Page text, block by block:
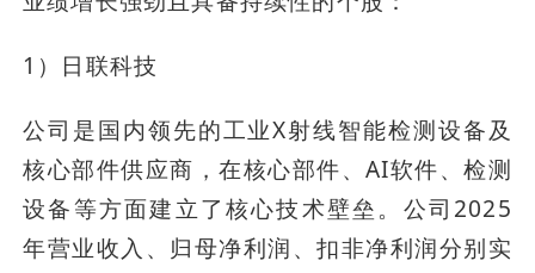
1）日联科技
公司是国内领先的工业X射线智能检测设备及
核心部件供应商，在核心部件、AI软件、检测
设备等方面建立了核心技术壁垒。公司2025
年营业收入、归母净利润、扣非净利润分别实